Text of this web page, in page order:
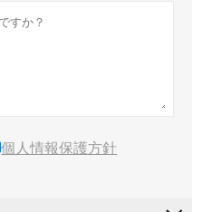
個人情報保護方針